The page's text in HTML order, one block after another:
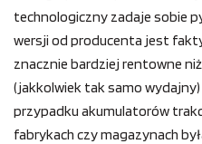
technologiczny zadaje sobie
wersji od producenta jest
znacznie bardziej rentowne
(jakkolwiek tak samo
przypadku akumulatorów
fabrykach czy magazynach